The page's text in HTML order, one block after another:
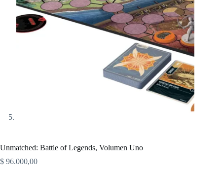
Unmatched: Battle of Legends, Volumen Uno
$ 96.000,00